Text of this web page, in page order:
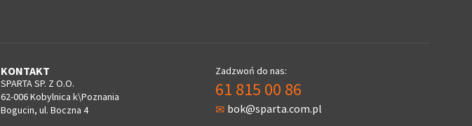
KONTAKT
SPARTA SP. Z O.O.
62-006 Kobylnica k\Poznania
Bogucin, ul. Boczna 4
Zadzwoń do nas:
61 815 00 86
bok@sparta.com.pl